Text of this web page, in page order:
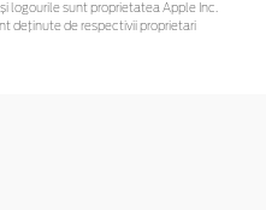
logourile sunt proprietatea Apple Inc.
deținute de respectivii proprietari